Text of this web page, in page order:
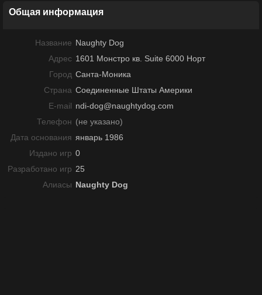
Общая информация
Название Naughty Dog
Адрес 1601 Монстро кв. Suite 6000 Норт
Город Санта-Моника
Страна Соединенные Штаты Америки
E-mail ndi-dog@naughtydog.com
Телефон (не указано)
Дата основания январь 1986
Издано игр 0
Разработано игр 25
Алиасы Naughty Dog